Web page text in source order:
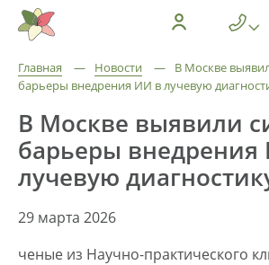
Главная — Новости —
В Москве
барьеры внедрения ИИ в лучевую
В Москве выявили
барьеры
лучевую
29 марта 2026
ченые из Научно-практического